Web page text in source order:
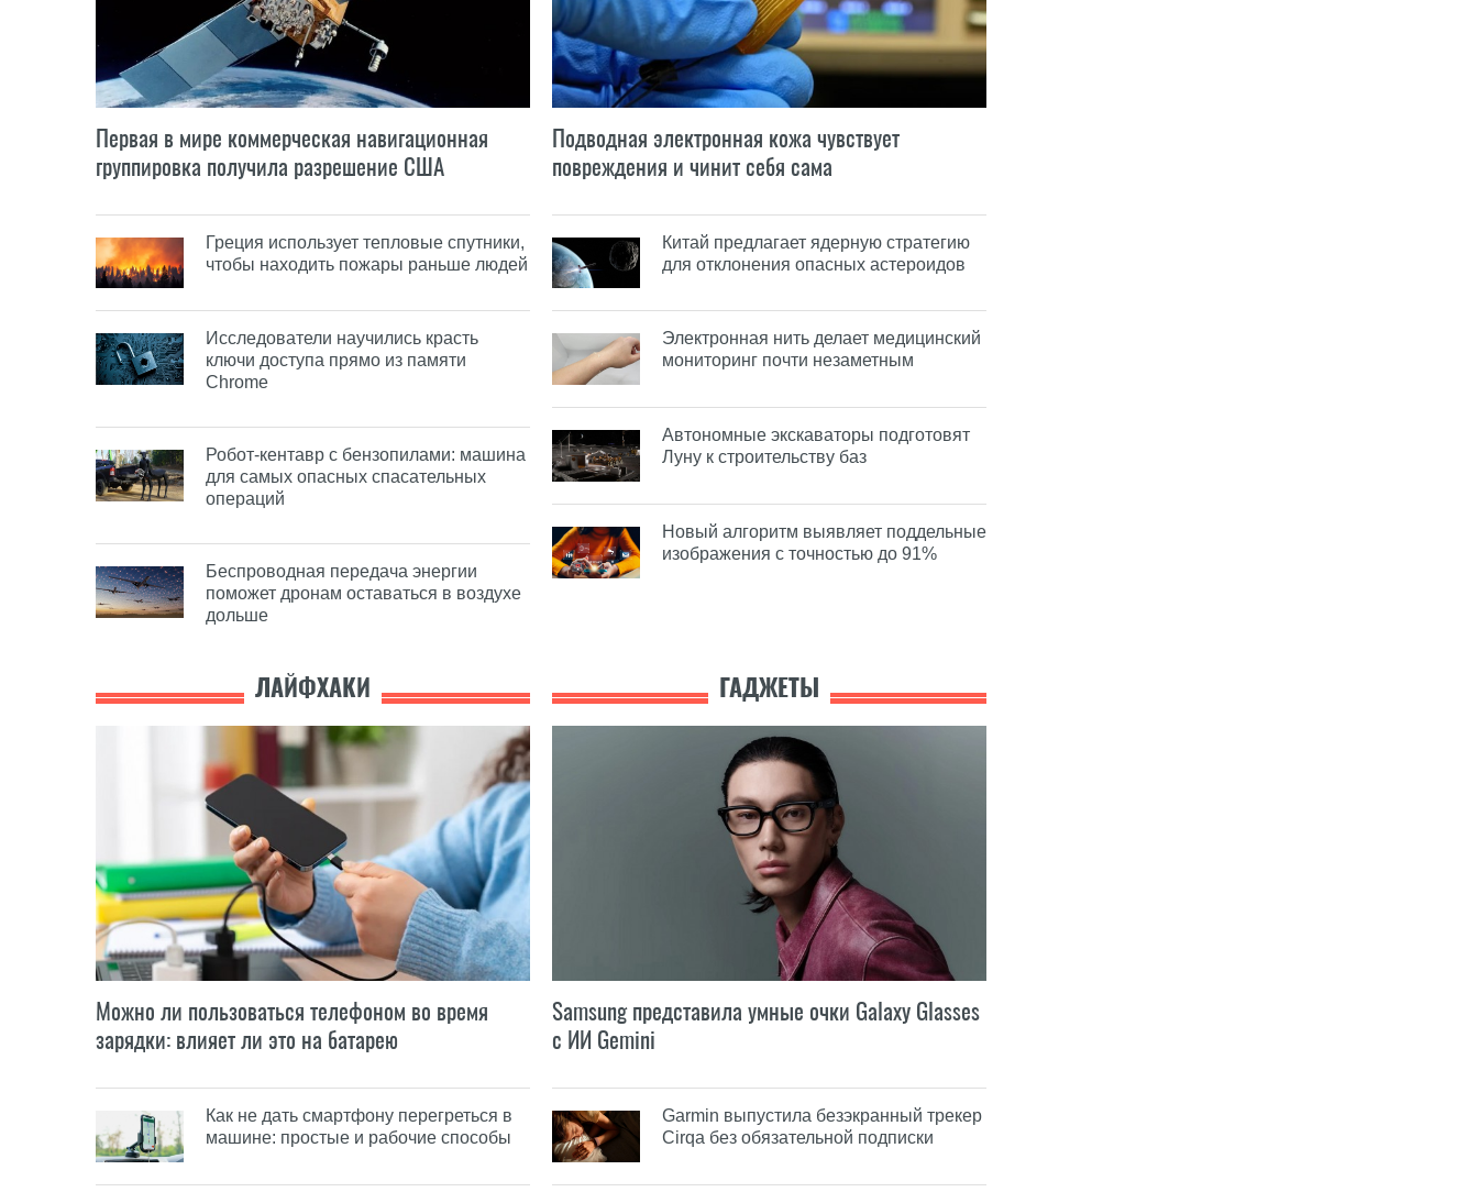
Первая в мире коммерческая навигационная
группировка получила разрешение США
Греция использует тепловые спутники,
чтобы находить пожары раньше людей
Исследователи научились красть
ключи доступа прямо из памяти
Chrome
Робот-кентавр с бензопилами: машина
для самых опасных спасательных
операций
Беспроводная передача энергии
поможет дронам оставаться в воздухе
дольше
Подводная электронная кожа чувствует
повреждения и чинит себя сама
Китай предлагает ядерную стратегию
для отклонения опасных астероидов
Электронная нить делает медицинский
мониторинг почти незаметным
Автономные экскаваторы подготовят
Луну к строительству баз
Новый алгоритм выявляет поддельные
изображения с точностью до 91%
ЛАЙФХАКИ
Можно ли пользоваться телефоном во время
зарядки: влияет ли это на батарею
Как не дать смартфону перегреться в
машине: простые и рабочие способы
ГАДЖЕТЫ
Samsung представила умные очки Galaxy Glasses
с ИИ Gemini
Garmin выпустила безэкранный трекер
Cirqa без обязательной подписки